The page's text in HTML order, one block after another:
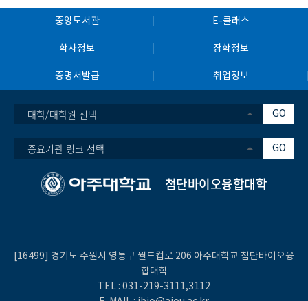
중앙도서관 E-클래스
학사정보 장학정보
증명서발급 취업정보
대학/대학원 선택 GO
중요기관 링크 선택 GO
첨단바이오융합대학
[16499] 경기도 수원시 영통구 월드컵로 206 아주대학교 첨단바이오융
합대학
TEL : 031-219-3111,3112